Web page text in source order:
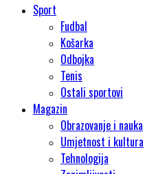
Sport
Fudbal
Košarka
Odbojka
Tenis
Ostali sportovi
Magazin
Obrazovanje i nauka
Umjetnost i kultura
Tehnologija